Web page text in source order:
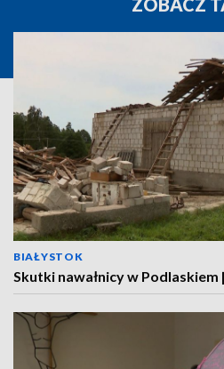
ZOBACZ
BIAŁYSTOK
Skutki nawałnicy w Podlaskiem